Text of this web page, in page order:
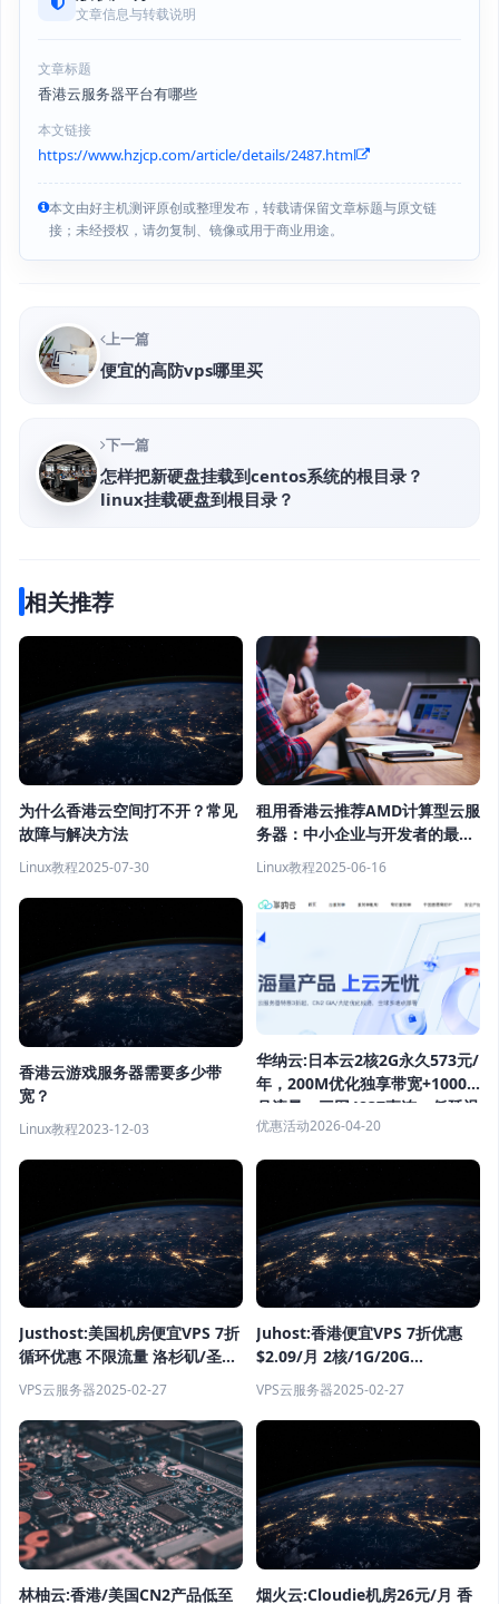
文章信息与转载说明
文章标题
香港云服务器平台有哪些
本文链接
https://www.hzjcp.com/article/details/2487.html
本文由好主机测评原创或整理发布，转载请保留文章标题与原文链
接；未经授权，请勿复制、镜像或用于商业用途。
上一篇
便宜的高防vps哪里买
下一篇
怎样把新硬盘挂载到centos系统的根目录？
linux挂载硬盘到根目录？
相关推荐
为什么香港云空间打不开？常见
故障与解决方法
Linux教程2025-07-30
租用香港云推荐AMD计算型云服
务器：中小企业与开发者的最优
解
Linux教程2025-06-16
香港云游戏服务器需要多少带
宽？
Linux教程2023-12-03
华纳云:日本云2核2G永久573元/
年，200M优化独享带宽+1000G
月流量，三网4837直连，低延迟
+全解锁
优惠活动2026-04-20
Justhost:美国机房便宜VPS 7折
循环优惠 不限流量 洛杉矶/圣何
塞/西雅图等6机房
VPS云服务器2025-02-27
Juhost:香港便宜VPS 7折优惠
$2.09/月 2核/1G/20G
SSD/100Mbps 350G流量
VPS云服务器2025-02-27
林柚云:香港/美国CN2产品低至
烟火云:Cloudie机房26元/月 香